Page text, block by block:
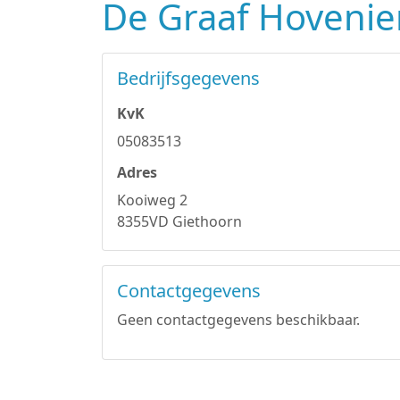
De Graaf
Bedrijfsgegevens
KvK
05083513
Adres
Kooiweg 2
8355VD Giethoorn
Contactgegevens
Geen contactgegevens beschikbaar.